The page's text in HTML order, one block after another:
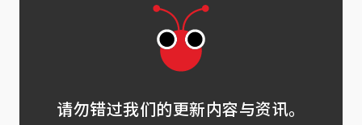
请勿错过我们的更新内容与资讯。